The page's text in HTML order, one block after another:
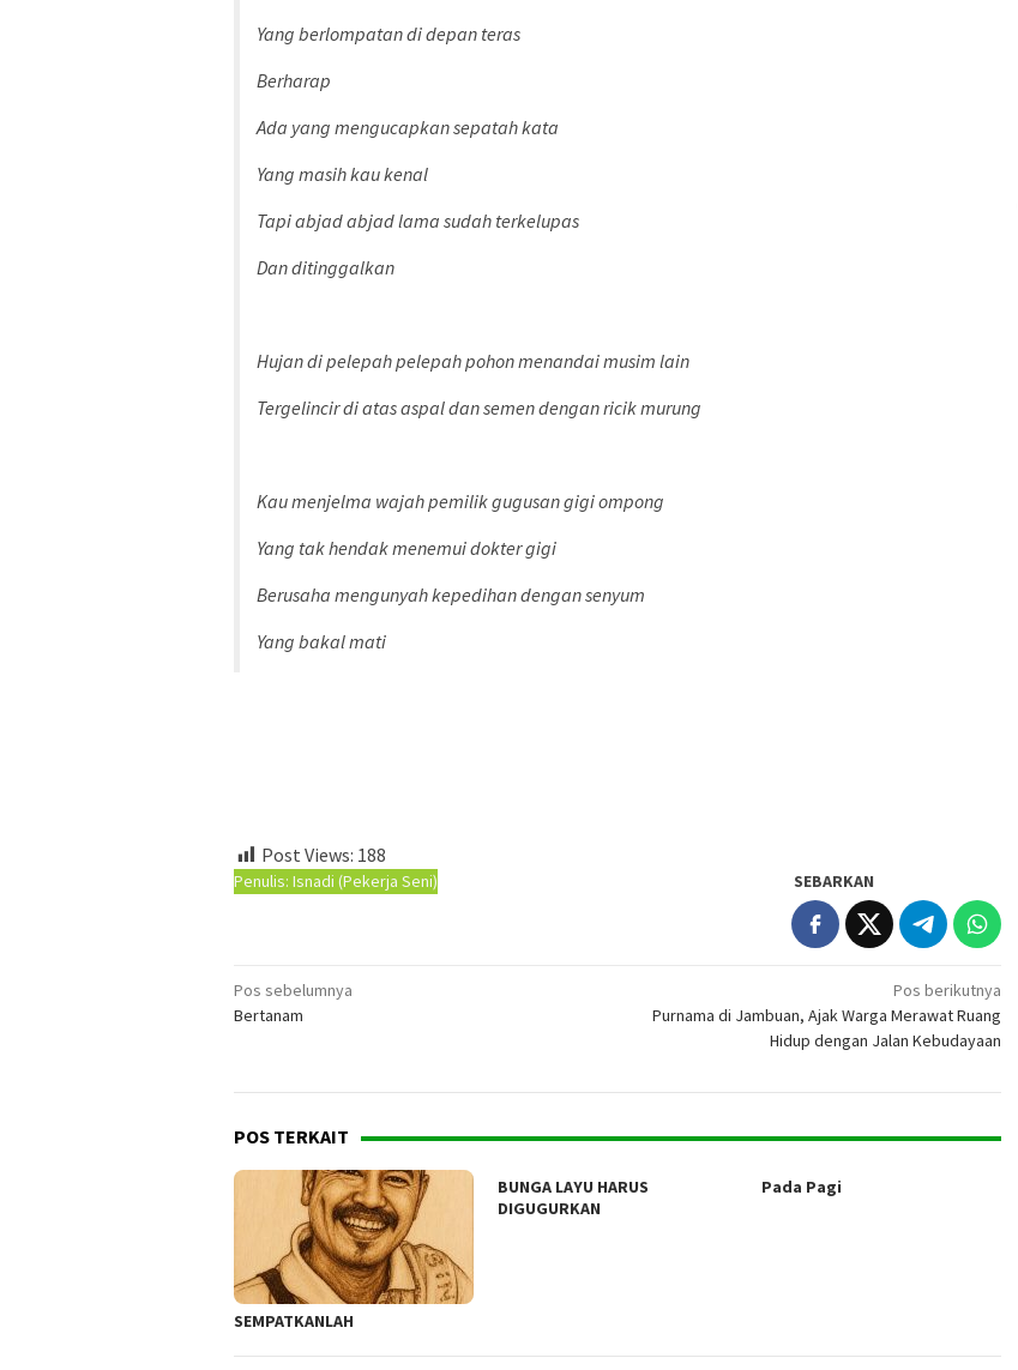
Yang berlompatan di depan teras
Berharap
Ada yang mengucapkan sepatah kata
Yang masih kau kenal
Tapi abjad abjad lama sudah terkelupas
Dan ditinggalkan
Hujan di pelepah pelepah pohon menandai musim lain
Tergelincir di atas aspal dan semen dengan ricik murung
Kau menjelma wajah pemilik gugusan gigi ompong
Yang tak hendak menemui dokter gigi
Berusaha mengunyah kepedihan dengan senyum
Yang bakal mati
Post Views: 188
Penulis: Isnadi (Pekerja Seni) SEBARKAN
Navigasi
pos
Pos sebelumnya
Bertanam
Pos berikutnya
Purnama di Jambuan, Ajak Warga Merawat Ruang
Hidup dengan Jalan Kebudayaan
POS TERKAIT
SEMPATKANLAH
BUNGA LAYU HARUS
DIGUGURKAN
Pada Pagi